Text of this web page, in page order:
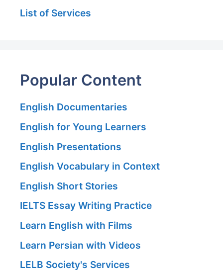
List of Services
Popular Content
English Documentaries
English for Young Learners
English Presentations
English Vocabulary in Context
English Short Stories
IELTS Essay Writing Practice
Learn English with Films
Learn Persian with Videos
LELB Society's Services